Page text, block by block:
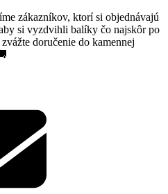
zákazníkov, ktorí si objednávajú
si vyzdvihli balíky čo najskôr po
doručenie do kamennej